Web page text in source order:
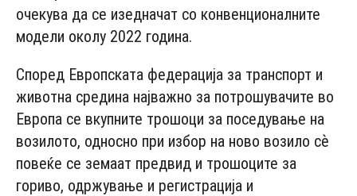
очекува да се изедначат со конвенционалните
модели околу 2022 година.
Според Европската федерација за транспорт и
животна средина најважно за потрошувачите во
Европа се вкупните трошоци за поседување на
возилото, односно при избор на ново возило сѐ
повеќе се земаат предвид и трошоците за
гориво, одржување и регистрација и